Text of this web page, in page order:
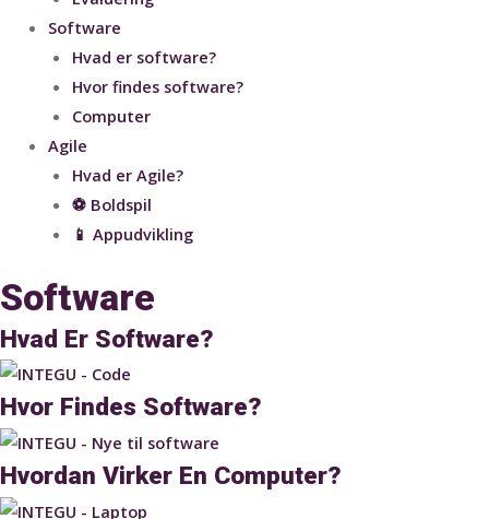
Software
Hvad er software?
Hvor findes software?
Computer
Agile
Hvad er Agile?
⚽ Boldspil
📱 Appudvikling
Software
Hvad Er Software?
Hvor Findes Software?
Hvordan Virker En Computer?